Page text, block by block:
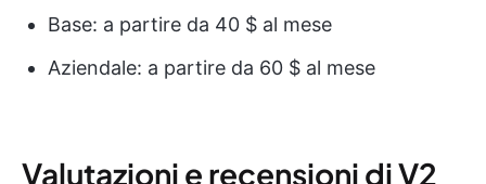
Base: a partire da 40 $ al mese
Aziendale: a partire da 60 $ al mese
Valutazioni e recensioni di V2